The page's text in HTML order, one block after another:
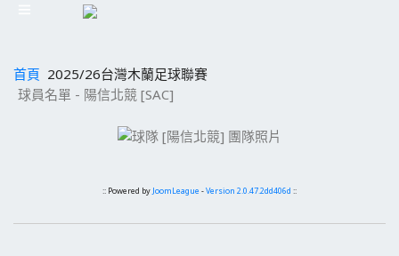
首頁 2025/26台灣木蘭足球聯賽
球員名單 - 陽信北競 [SAC]
:: Powered by JoomLeague -Version 2.0.47.2dd406d ::